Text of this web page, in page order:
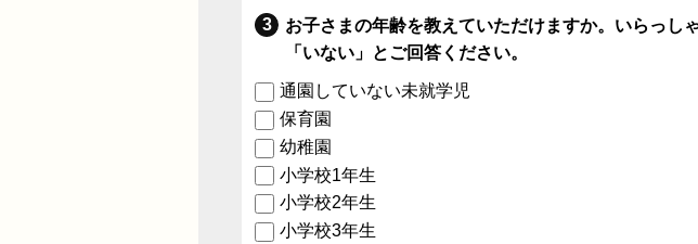
お子さまの年齢を教えていただけますか。いらっし
「いない」とご回答ください。
通園していない未就学児
保育園
幼稚園
小学校1年生
小学校2年生
小学校3年生